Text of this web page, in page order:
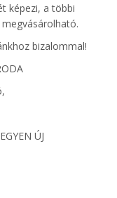
képezi, a többi
bizalommal!
ÚJ